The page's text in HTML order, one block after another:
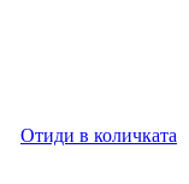
Отиди в количката